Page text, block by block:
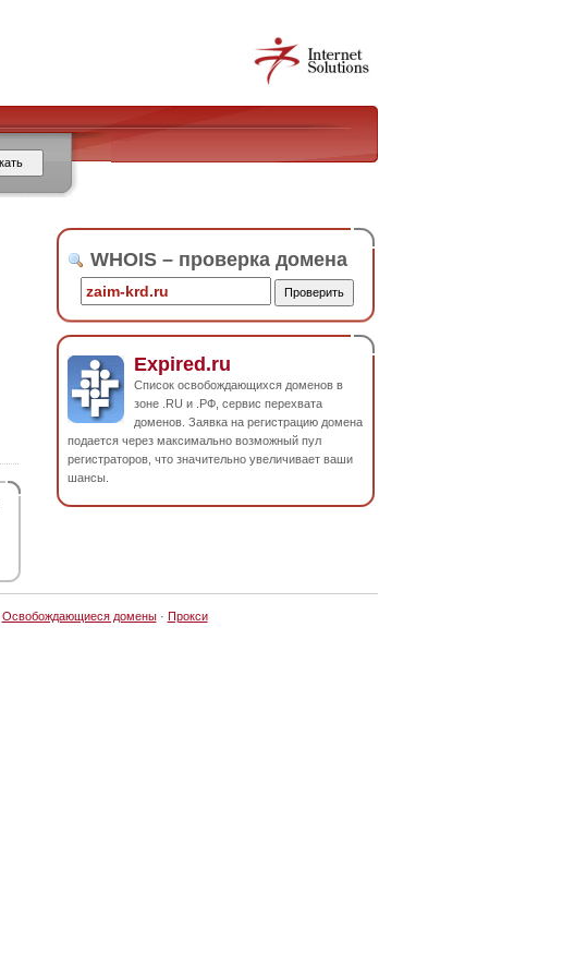
WHOIS – проверка домена
Expired.ru
Список освобождающихся доменов в
зоне .RU и .РФ, сервис перехвата
доменов. Заявка на регистрацию домена
подается через максимально возможный пул
регистраторов, что значительно увеличивает ваши
шансы.
Освобождающиеся домены· Прокси